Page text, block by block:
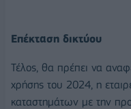
Επέκταση δικτύου
Τέλος, θα πρέπει να
χρήσης του 2024, η
καταστημάτων με την